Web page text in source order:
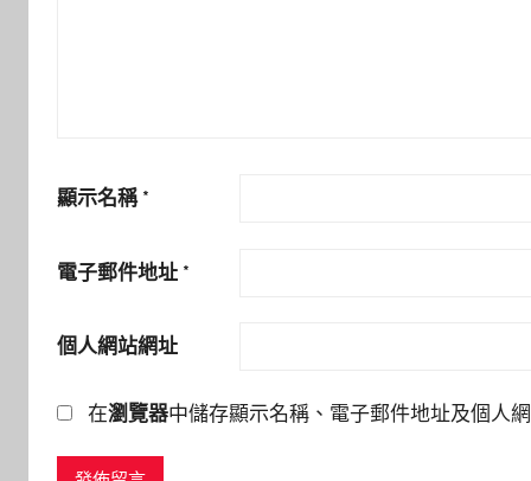
顯示名稱 *
電子郵件地址 *
個人網站網址
在瀏覽器中儲存顯示名稱、電子郵件地址及個人